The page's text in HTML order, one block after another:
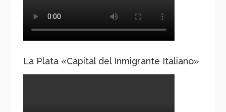
La Plata «Capital del Inmigrante Italiano»